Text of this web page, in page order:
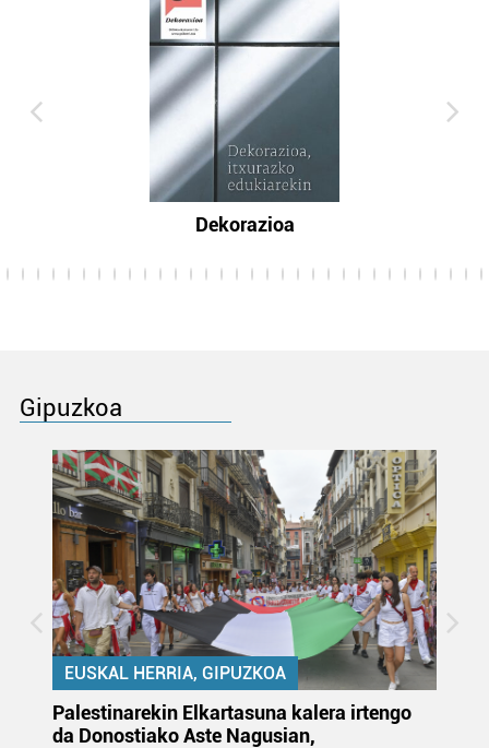
Dekorazioa
Gipuzkoa
EUSKAL HERRIA, GIPUZKOA
Palestinarekin Elkartasuna kalera irtengo
da Donostiako Aste Nagusian,